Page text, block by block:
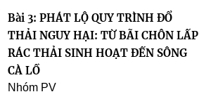
Bài 3: PHÁT LỘ QUY TRÌNH ĐỔ
THẢI NGUY HẠI: TỪ BÃI CHÔN LẤP
RÁC THẢI SINH HOẠT ĐẾN SÔNG
CÀ LỒ
Nhóm PV